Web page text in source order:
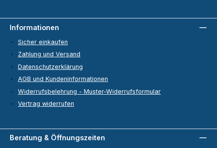
Beratung & Öffnungszeiten
Informationen
Sicher einkaufen
Zahlung und Versand
Datenschutzerklärung
AGB und Kundeninformationen
Widerrufsbelehrung - Muster-Widerrufsformular
Vertrag widerrufen